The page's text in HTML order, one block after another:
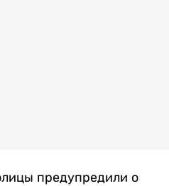
предупредили о